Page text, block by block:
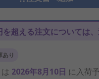
を超える注文については
あり
は 2026年8月10日 に入荷